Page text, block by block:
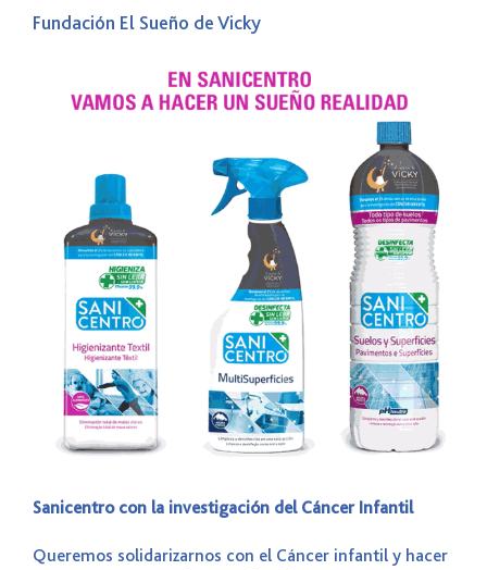
Fundación El Sueño de Vicky
Sanicentro con la investigación del Cáncer Infantil
Queremos solidarizarnos con el Cáncer infantil y hacer